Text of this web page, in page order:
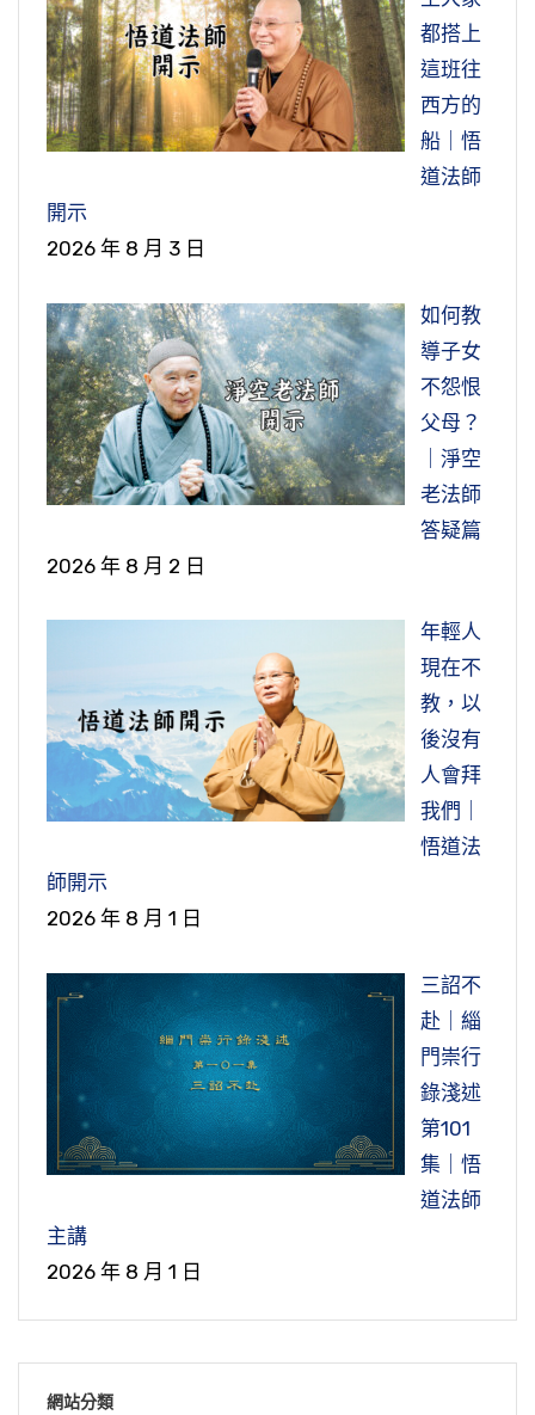
都搭上
這班往
西方的
船｜悟
道法師
開示
2026 年 8 月 3 日
如何教
導子女
不怨恨
父母？
｜淨空
老法師
答疑篇
2026 年 8 月 2 日
年輕人
現在不
教，以
後沒有
人會拜
我們｜
悟道法
師開示
2026 年 8 月 1 日
三詔不
赴｜緇
門崇行
錄淺述
第101
集｜悟
道法師
主講
2026 年 8 月 1 日
網站分類